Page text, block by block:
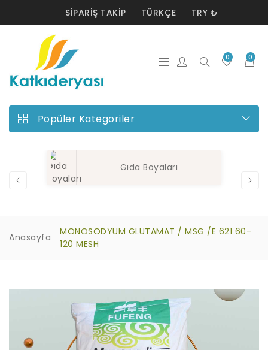
SIPARIŞ TAKIP TÜRKÇE TRY ₺
0 0
Popüler Kategoriler
Gıda Boyaları
Anasayfa
MONOSODYUM GLUTAMAT / MSG /E 621 60-
120 MESH